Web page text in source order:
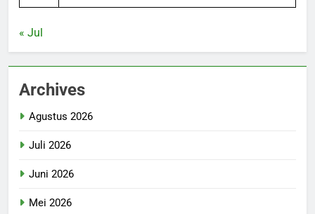
« Jul
Archives
Agustus 2026
Juli 2026
Juni 2026
Mei 2026